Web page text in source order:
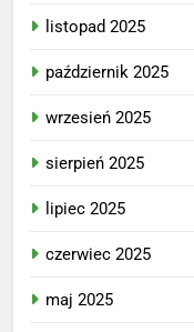
listopad 2025
październik 2025
wrzesień 2025
sierpień 2025
lipiec 2025
czerwiec 2025
maj 2025